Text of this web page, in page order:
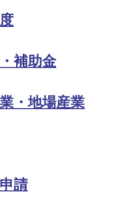
補助金
・地場産業
請